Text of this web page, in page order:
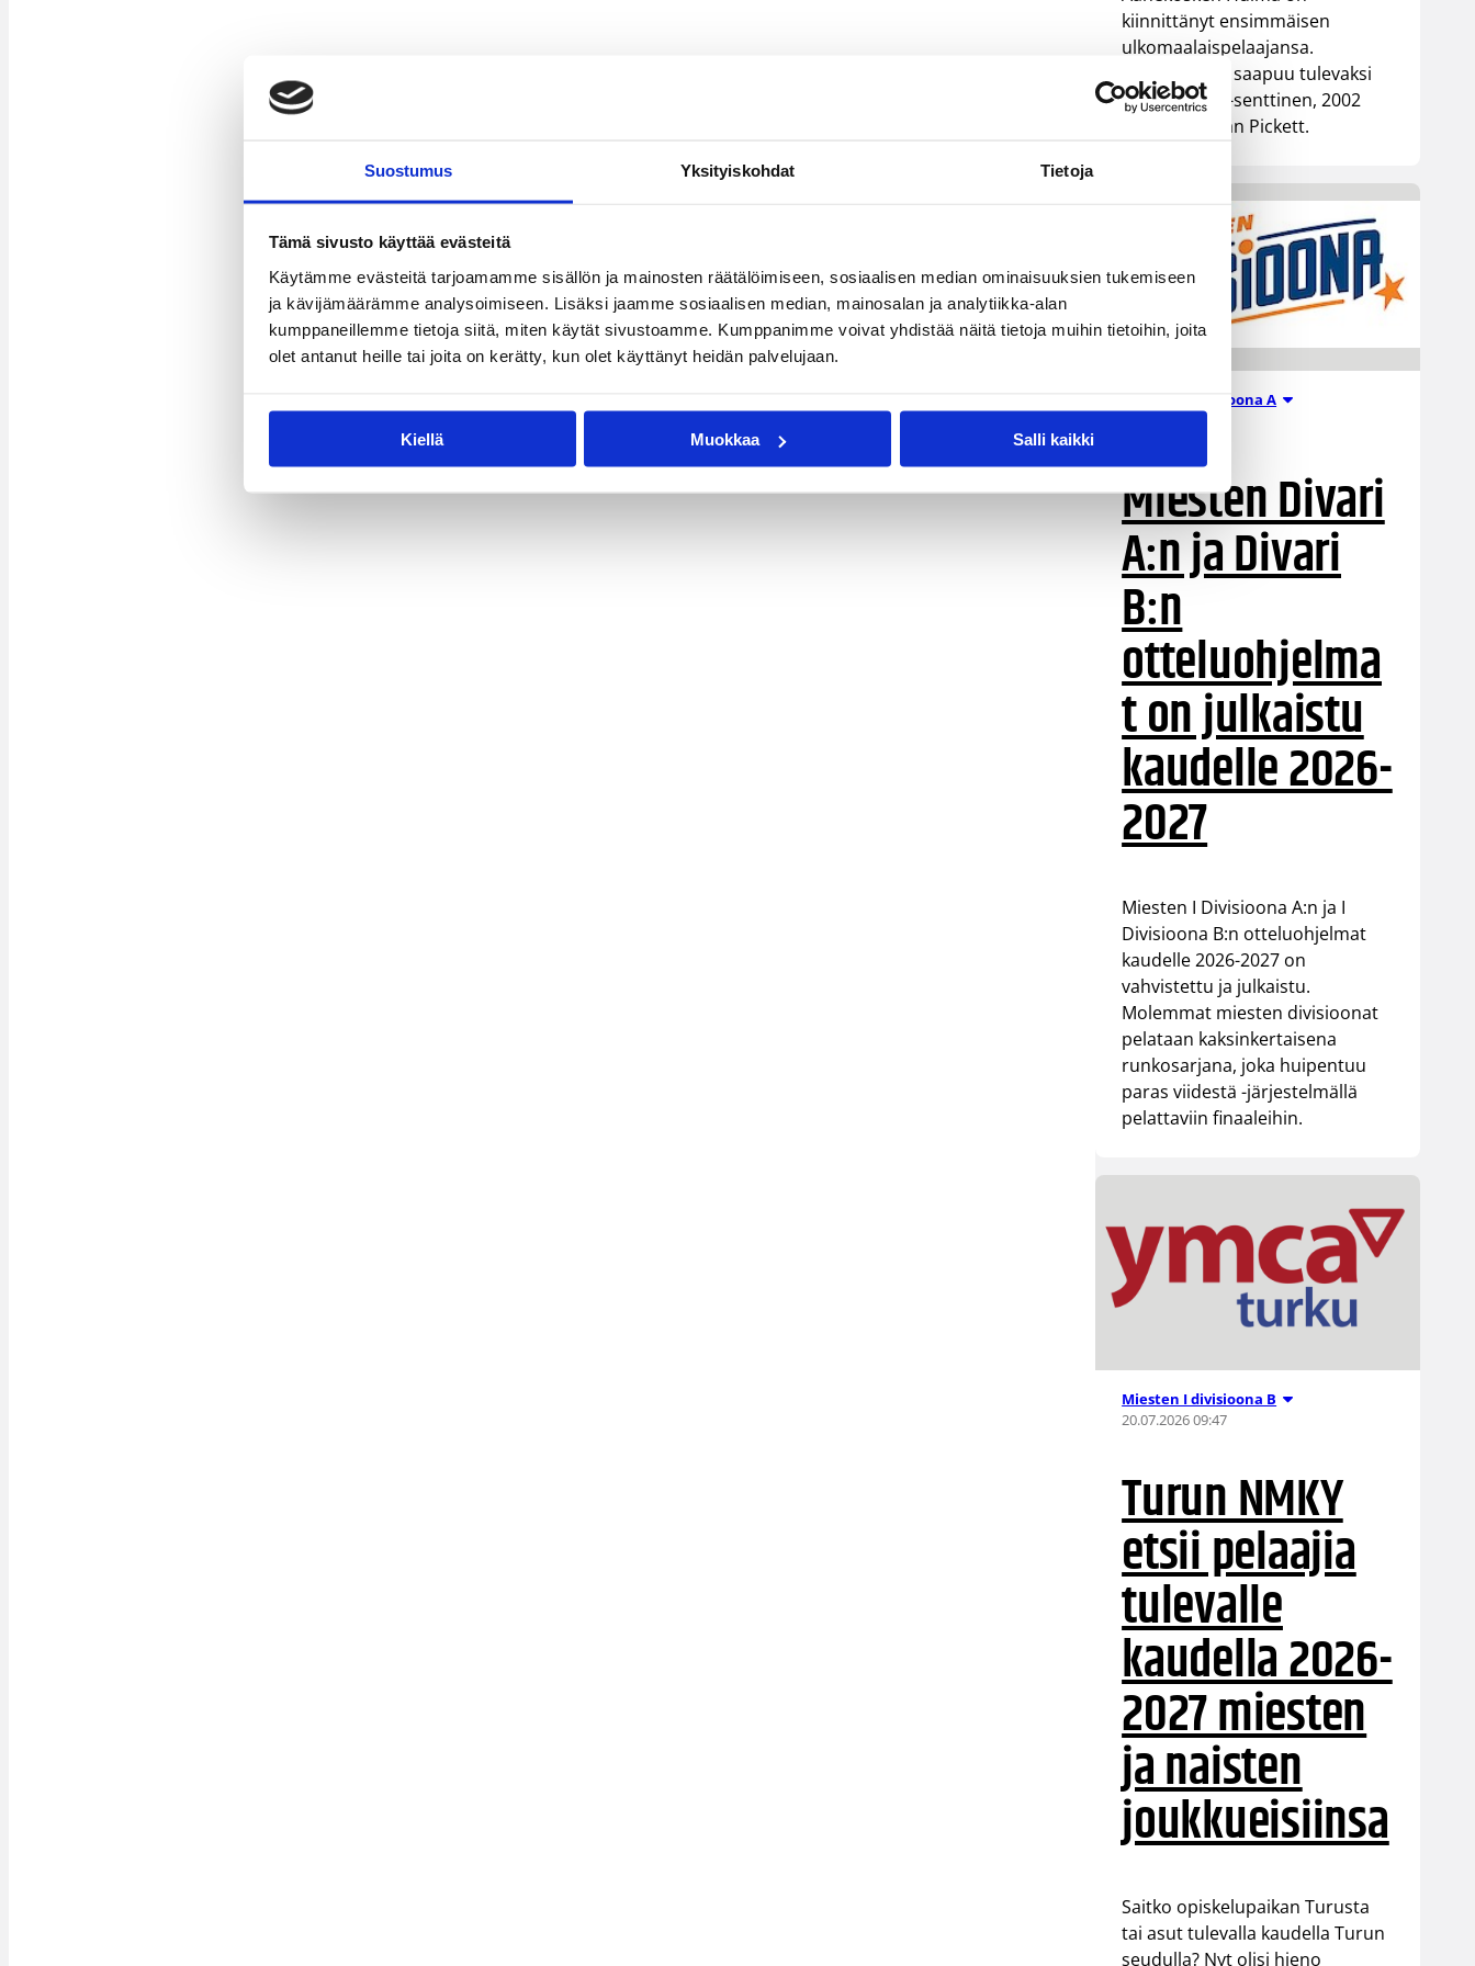
Suostumus Yksityiskohdat Tietoja
Tämä sivusto käyttää evästeitä
Käytämme evästeitä tarjoamamme sisällön ja mainosten räätälöimiseen, sosiaalisen median ominaisuuksien tukemiseen
ja kävijämäärämme analysoimiseen. Lisäksi jaamme sosiaalisen median, mainosalan ja analytiikka-alan
kumppaneillemme tietoja siitä, miten käytät sivustoamme. Kumppanimme voivat yhdistää näitä tietoja muihin tietoihin, joita
olet antanut heille tai joita on kerätty, kun olet käyttänyt heidän palvelujaan.
Kiellä Muokkaa Salli kaikki
kiinnittänyt ensimmäisen
ulkomaalaispelaajansa.
Äänekoskelle saapuu tulevaksi
kaudeksi 196-senttinen, 2002
syntynyt Ethan Pickett.
Miesten I divisioona A
21.07.2026 07:12
Miesten Divari
A:n ja Divari
B:n
otteluohjelma
t on julkaistu
kaudelle 2026-
2027
Miesten I Divisioona A:n ja I
Divisioona B:n otteluohjelmat
kaudelle 2026-2027 on
vahvistettu ja julkaistu.
Molemmat miesten divisioonat
pelataan kaksinkertaisena
runkosarjana, joka huipentuu
paras viidestä -järjestelmällä
pelattaviin finaaleihin.
Miesten I divisioona B
20.07.2026 09:47
Turun NMKY
etsii pelaajia
tulevalle
kaudella 2026-
2027 miesten
ja naisten
joukkueisiinsa
Saitko opiskelupaikan Turusta
tai asut tulevalla kaudella Turun
seudulla? Nyt olisi hieno